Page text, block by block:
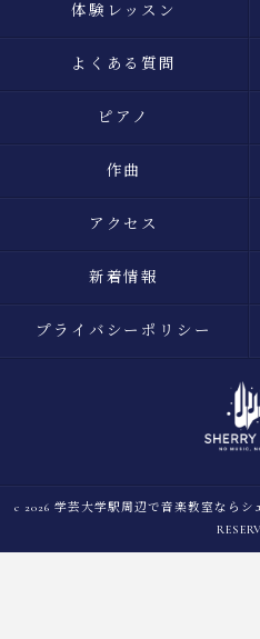
体験レッスン
よくある質問
ピアノ
作曲
アクセス
新着情報
プライバシーポリシー
c 2026 学芸大学駅周辺で音楽教室なら